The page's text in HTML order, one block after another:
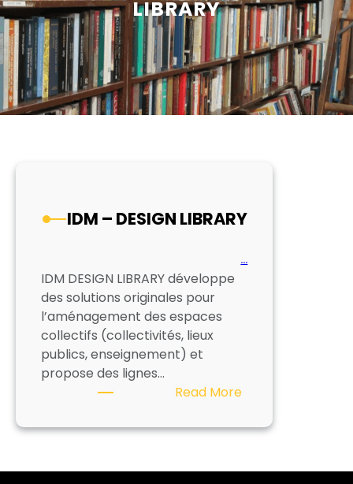
LIBRARY
IDM – DESIGN LIBRARY
…
IDM DESIGN LIBRARY développe
des solutions originales pour
l’aménagement des espaces
collectifs (collectivités, lieux
publics, enseignement) et
propose des lignes…
Read More:
–
LIBRARY